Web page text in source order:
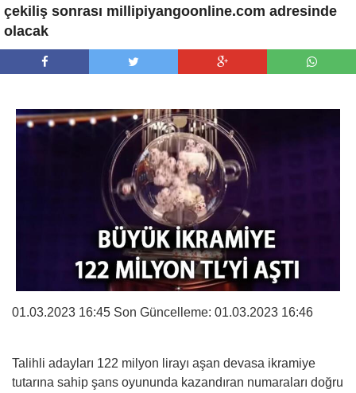
çekiliş sonrası millipiyangoonline.com adresinde
olacak
01.03.2023 16:45 Son Güncelleme: 01.03.2023 16:46
Talihli adayları 122 milyon lirayı aşan devasa ikramiye
tutarına sahip şans oyununda kazandıran numaraları doğru